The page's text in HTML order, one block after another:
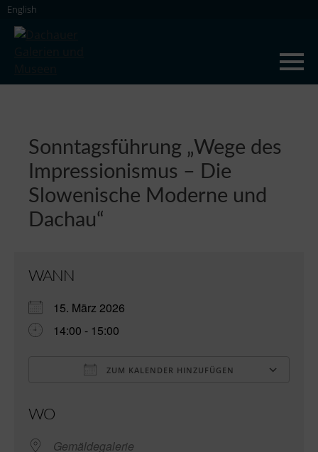
Skip
content
English
Sonntagsführung „Wege des
Impressionismus – Die
Slowenische Moderne und
Dachau“
WANN
15. März 2026
14:00 - 15:00
ZUM KALENDER HINZUFÜGEN
WO
Gemäldegalerie